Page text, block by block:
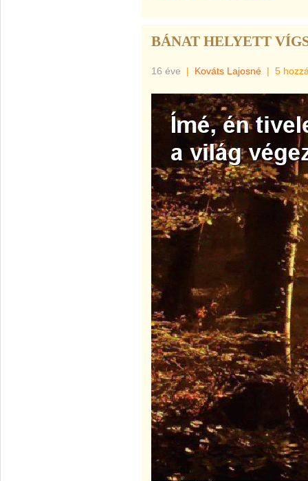
BÁNAT HELYETT
16 éve | Kováts Lajosné | 5